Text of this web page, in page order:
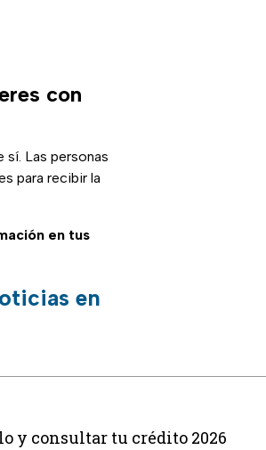
con
Las personas
para recibir la
en tus
en
y consultar tu crédito 2026